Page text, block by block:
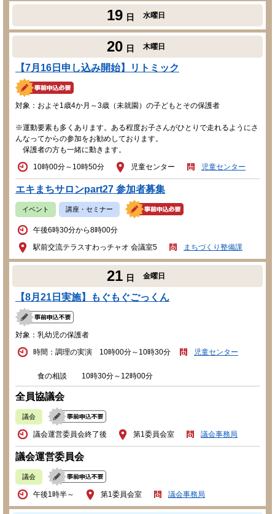
19 日 水曜日
20 日 木曜日
【7月16日申し込み開始】リトミック
対象：およそ1歳4か月～3歳（未就園）の子どもとその保護者
※運動要素も多くあります。ある程度お子さんがひとりで走れるようにさ
んなってからの参加をお勧めしております。
保護者の方も一緒に動きます。
10時00分～10時50分
児童センター 児童センター
エキまちサロンpart27 参加者募集
イベント 講座・セミナー
午後6時30分から8時00分
駅前交流テラスすわっチャオ 会議室5
まちづくり整備課
21 日 金曜日
【8月21日実施】もぐもぐごっくん
対象：乳幼児の保護者
時間：調理の実演 10時00分～10時30分
食の相談 10時30分～12時00分
児童センター
全員協議会
議会
議会運営委員会終了後 第1委員会室 議会事務局
議会運営委員会
議会
午後1時半～ 第1委員会室 議会事務局